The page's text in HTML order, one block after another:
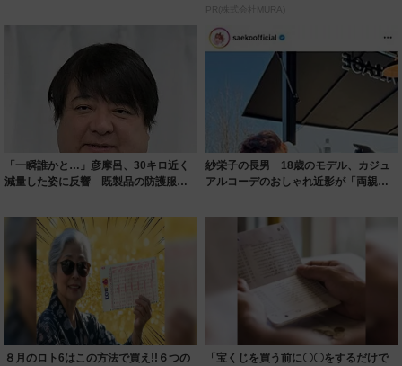
PR(株式会社MURA)
「一瞬誰かと…」彦摩呂、30キロ近く
減量した姿に反響 既製品の防護服が
紗栄子の長男 18歳のモデル、カジュ
アルコーデのおしゃれ近影が「両親の
８月のロト6はこの方法で買え!!６つの
「宝くじを買う前に〇〇をするだけで